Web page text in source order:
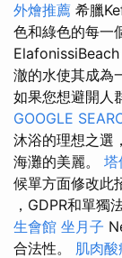
外燴推薦 希臘
色和綠色的每一
澈的水使其成為
如果您想避開人
GOOGLE
沐浴的理想之選
海灘的美麗。 塔
候單方面修改此
，GDPR和單獨
生會館 坐月子
合法性。 肌肉酸